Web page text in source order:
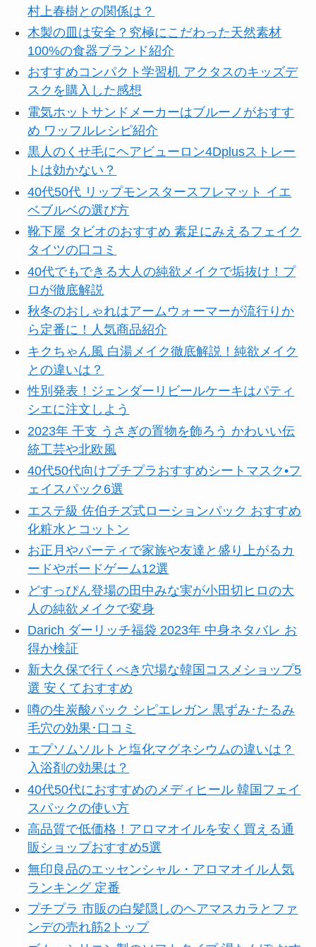
村上春樹との関係は？
木製の皿は安全？究極にこだわった天然素材
100%の食器ブランド紹介
おすすめコンパクト学習机 アクタスのキッズデ
スクを購入した感想
電気ホットサンドメーカーはブルーノがおすす
め ワッフルレシピ紹介
黒人のくせ毛にヘアビューロン4Dplusストレー
トは効かない？
40代50代 リップモンスタースフレマット イエ
ベブルベの選び方
靴下屋 タビオのおすすめ 素足にみえるフェイク
タイツの口コミ
40代でもできる大人の純欲メイクで垢抜け！プ
ロが徹底解説
秋冬のおしゃれはアームウォーマーが流行りか
ら定番に！人気商品紹介
キクちゃん風 白湯メイク徹底解説！純欲メイク
との違いは？
性別発表！ジェンダーリビールケーキはパティ
シエに注文しよう
2023年 干支 うさぎの置物を飾ろう かわいい伝
統工芸や北欧風
40代50代向けプチプラおすすめシートマスク•フ
ェイスパック6選
エステ級 佐伯チズ式ローションパック おすすめ
化粧水とコットン
お正月やパーティで家族や友達と盛り上がるカ
ードやボードゲーム12選
どすっぴん登場の田中みな実が小田切ヒロの大
人の純欲メイクで変身
Darich ダーリッチ福袋 2023年 中身ネタバレ お
得か検証
新大久保で行くべき穴場な韓国コスメショップ5
選 安くておすすめ
噂の生炭酸パック シピエレガン 黒ずみ･たるみ
毛穴の効果･口コミ
エプソムソルトと塩化マグネシウムの違いは？
入浴剤の効果は？
40代50代におすすめのメディヒール 韓国フェイ
スパックの使い方
高品質で低価格！アロマオイルを安く買える通
販ショップおすすめ5選
無印良品のエッセンシャル・アロマオイル人気
ランキング 定番
プチプラ 市販の白髪隠しのヘアマスカラとファ
ンデの売れ筋2トップ